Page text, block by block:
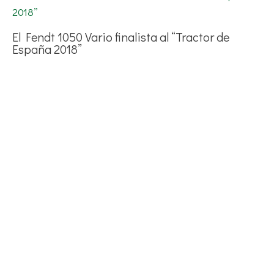
El Fendt 1050 Vario finalista al “Tractor de
España 2018”